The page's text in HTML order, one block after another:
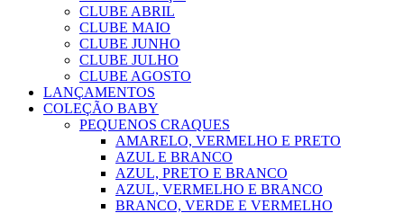
CLUBE ABRIL
CLUBE MAIO
CLUBE JUNHO
CLUBE JULHO
CLUBE AGOSTO
LANÇAMENTOS
COLEÇÃO BABY
PEQUENOS CRAQUES
AMARELO, VERMELHO E PRETO
AZUL E BRANCO
AZUL, PRETO E BRANCO
AZUL, VERMELHO E BRANCO
BRANCO, VERDE E VERMELHO